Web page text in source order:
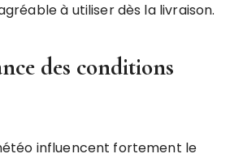
à utiliser dès la livraison.
des conditions
influencent fortement le